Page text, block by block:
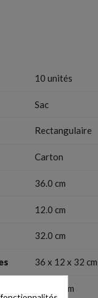
10 unités
Sac
Rectangulaire
Carton
36.0 cm
12.0 cm
32.0 cm
36 x 12 x 32 cm
36x12 cm